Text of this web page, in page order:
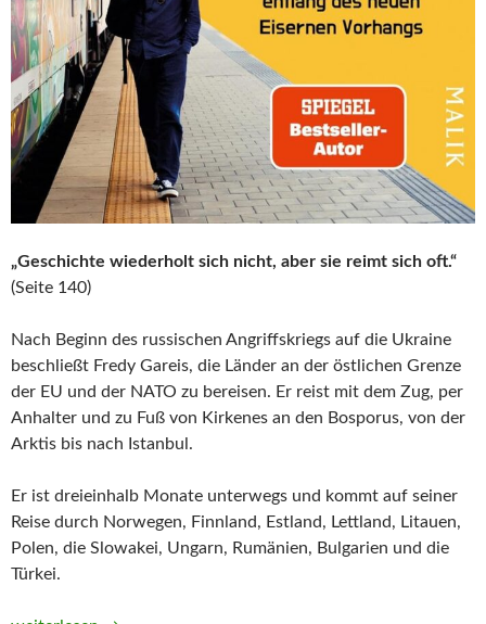
„Geschichte wiederholt sich nicht, aber sie reimt sich oft.“
(Seite 140)
Nach Beginn des russischen Angriffskriegs auf die Ukraine
beschließt Fredy Gareis, die Länder an der östlichen Grenze
der EU und der NATO zu bereisen. Er reist mit dem Zug, per
Anhalter und zu Fuß von Kirkenes an den Bosporus, von der
Arktis bis nach Istanbul.
Er ist dreieinhalb Monate unterwegs und kommt auf seiner
Reise durch Norwegen, Finnland, Estland, Lettland, Litauen,
Polen, die Slowakei, Ungarn, Rumänien, Bulgarien und die
Türkei.